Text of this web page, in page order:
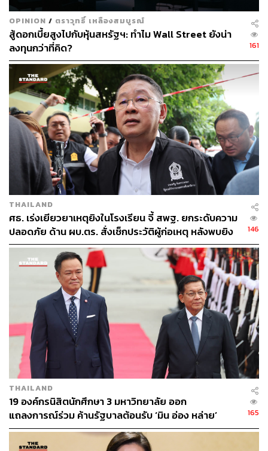
OPINION / ตราวุทธิ์ เหลืองสมบูรณ์
สู้ดอกเบี้ยสูงไปกับหุ้นสหรัฐฯ: ทำไม Wall Street ยังน่า
ลงทุนกว่าที่คิด?
161
THAILAND
ศธ. เร่งเยียวยาเหตุยิงในโรงเรียน จี้ สพฐ. ยกระดับความ
ปลอดภัย ด้าน ผบ.ตร. สั่งเช็กประวัติผู้ก่อเหตุ หลังพบยิง
จุดตายแม่นยำ
146
THAILAND
19 องค์กรนิสิตนักศึกษา 3 มหาวิทยาลัย ออก
แถลงการณ์ร่วม ค้านรัฐบาลต้อนรับ ‘มิน อ่อง หล่าย’
165